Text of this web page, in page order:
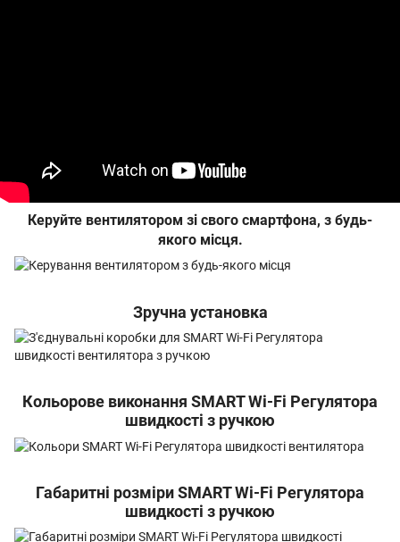
Керуйте вентилятором зі свого смартфона, з будь-
якого місця.
Зручна установка
Кольорове виконання SMART Wi-Fi Регулятора
швидкості з ручкою
Габаритні розміри SMART Wi-Fi Регулятора
швидкості з ручкою